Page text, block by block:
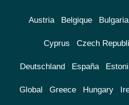
Austria Belgique Bulgaria
Cyprus Czech
Deutschland España
Global Greece Hungary